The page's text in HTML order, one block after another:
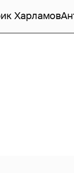
Харламов